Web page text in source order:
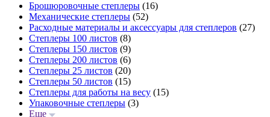
Брошюровочные степлеры (16)
Механические степлеры (52)
Расходные материалы и аксессуары для степлеров (27)
Степлеры 100 листов (8)
Степлеры 150 листов (9)
Степлеры 200 листов (6)
Степлеры 25 листов (20)
Степлеры 50 листов (15)
Степлеры для работы на весу (15)
Упаковочные степлеры (3)
Еще